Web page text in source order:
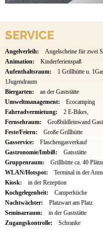
SERVICE
Angelverleih:
Angelscheine für zwei
Animation:
Kinderferienspaß
Aufenthaltsraum:
1 Grillhütte u.
1Jugendraum
Biergarten:
an der Gaststätte
Umweltmanagement:
Ecocamping
Fahrradvermietung:
2 E-Bikes,
Fernsehraum:
Großbildleinwand
Feste/Feiern:
Große Grillhütte
Gasservice:
Flaschengasverkauf
Gastronomie/Imbiß:
Gatsstätte
Gruppenraum:
Grillhütte ca. 40
WLAN/Hotspot:
Terminal in der
Kiosk:
in der Rezeption
Kochgelegenheit:
Camperküche
Nachtwächter:
Platzwart am Platz
Seminarraum:
in der Gaststätte
Zugangskontrolle:
Schranke